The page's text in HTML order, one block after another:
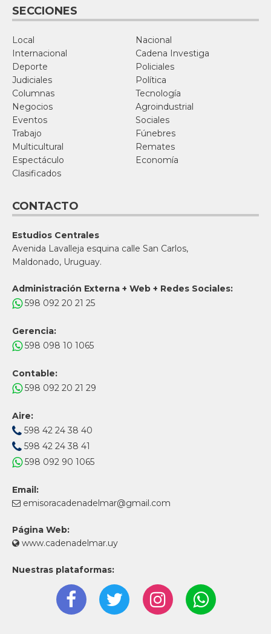
SECCIONES
Local
Nacional
Internacional
Cadena Investiga
Deporte
Policiales
Judiciales
Política
Columnas
Tecnología
Negocios
Agroindustrial
Eventos
Sociales
Trabajo
Fúnebres
Multicultural
Remates
Espectáculo
Economía
Clasificados
CONTACTO
Estudios Centrales
Avenida Lavalleja esquina calle San Carlos,
Maldonado, Uruguay.
Administración Externa + Web + Redes Sociales:
598 092 20 21 25
Gerencia:
598 098 10 1065
Contable:
598 092 20 21 29
Aire:
598 42 24 38 40
598 42 24 38 41
598 092 90 1065
Email:
emisoracadenadelmar@gmail.com
Página Web:
www.cadenadelmar.uy
Nuestras plataformas: